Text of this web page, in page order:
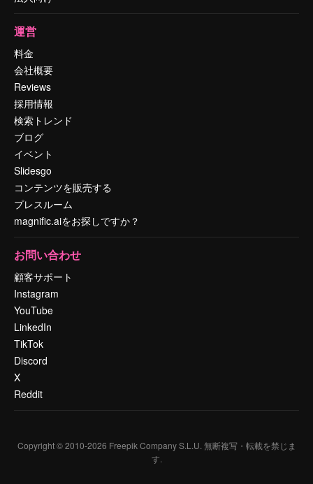
運営
料金
会社概要
Reviews
採用情報
検索トレンド
ブログ
イベント
Slidesgo
コンテンツを販売する
プレスルーム
magnific.aiをお探しですか？
お問い合わせ
顧客サポート
Instagram
YouTube
LinkedIn
TikTok
Discord
X
Reddit
Copyright © 2010-2026 Freepik Company S.L.U. 無断複写・転載を禁じま
す.